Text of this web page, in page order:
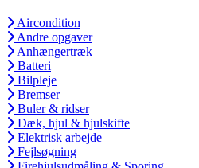
Aircondition
Andre opgaver
Anhængertræk
Batteri
Bilpleje
Bremser
Buler & ridser
Dæk, hjul & hjulskifte
Elektrisk arbejde
Fejlsøgning